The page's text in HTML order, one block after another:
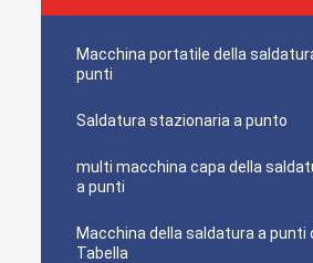
Macchina portatile della
punti
Saldatura stazionaria a punto
multi macchina capa della
a punti
Macchina della saldatura a punti
Tabella